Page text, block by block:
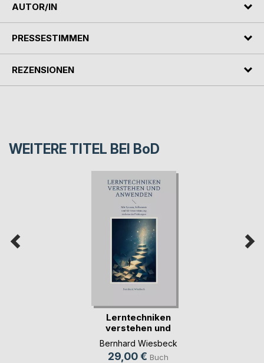
AUTOR/IN
PRESSESTIMMEN
REZENSIONEN
WEITERE TITEL BEI BoD
Lerntechniken
verstehen und
anwenden
Bernhard Wiesbeck
29,00 € Buch